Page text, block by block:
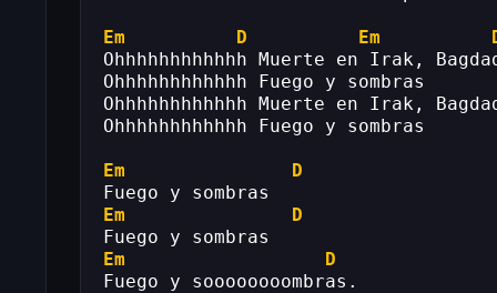
Em D Em
Ohhhhhhhhhhhh Muerte en Irak,
Ohhhhhhhhhhhh Fuego y sombras
Ohhhhhhhhhhhh Muerte en Irak,
Ohhhhhhhhhhhh Fuego y sombras
Em
D
Fuego y sombras
Em
D
Fuego y sombras
Em
D
Fuego y soooooooombras.